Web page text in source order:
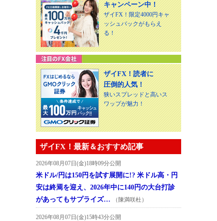
キャンペーン中！
ザイFX！限定4000円キャ
ッシュバックがもらえ
る！
ザイFX！読者に
圧倒的人気！
狭いスプレッドと高いス
ワップが魅力！
ザイFX！最新＆おすすめ記事
2026年08月07日(金)18時09分公開
米ドル/円は150円を試す展開に!? 米ドル高・円
安は終焉を迎え、2026年中に140円の大台打診
があってもサプライズ…
（陳満咲杜）
2026年08月07日(金)15時43分公開